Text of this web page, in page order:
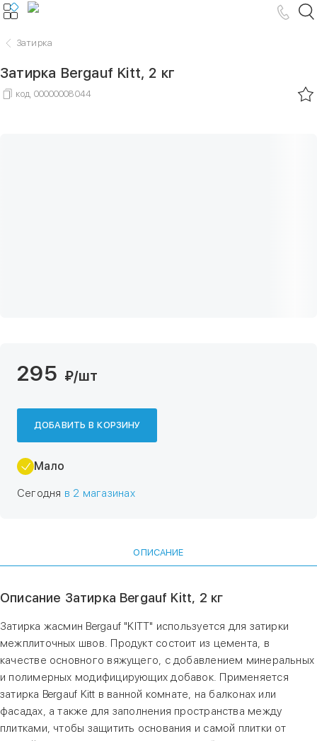
Затирка
Затирка Bergauf Kitt, 2 кг
код 00000008044
295 ₽/шт
ДОБАВИТЬ В КОРЗИНУ
Мало
Сегодня в 2 магазинах
ОПИСАНИЕ
Описание Затирка Bergauf Kitt, 2 кг
Затирка жасмин Bergauf "KITT" используется для затирки
межплиточных швов. Продукт состоит из цемента, в
качестве основного вяжущего, с добавлением минеральных
и полимерных модифицирующих добавок. Применяется
затирка Bergauf Kitt в ванной комнате, на балконах или
фасадах, а также для заполнения пространства между
плитками, чтобы защитить основания и самой плитки от